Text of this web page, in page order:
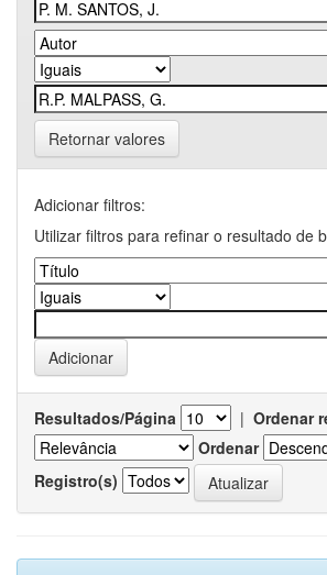
Retornar valores
Adicionar filtros:
Utilizar filtros para refinar o resultado de
Resultados/Página | Ordenar
Ordenar
Registro(s)